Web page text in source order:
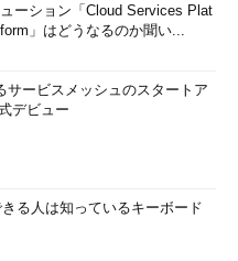
ューション「Cloud Services Plat
form」はどうなるのか聞い...
サービスメッシュのスタートア
デビュー
きる人は知っているキーボード